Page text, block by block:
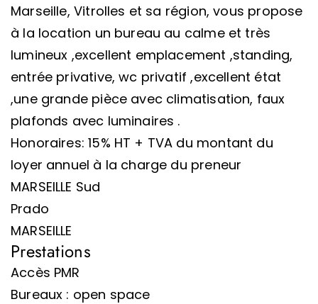
Marseille, Vitrolles et sa région, vous propose
à la location un bureau au calme et très
lumineux ,excellent emplacement ,standing,
entrée privative, wc privatif ,excellent état
,une grande pièce avec climatisation, faux
plafonds avec luminaires .
Honoraires: 15% HT + TVA du montant du
loyer annuel à la charge du preneur
MARSEILLE Sud
Prado
MARSEILLE
Prestations
Accès PMR
Bureaux : open space